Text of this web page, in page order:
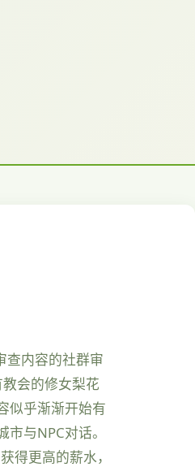
查内容的社群审
会的修女梨花
似乎渐渐开始有
与NPC对话。
得更高的薪水，